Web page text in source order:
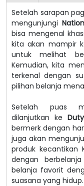
Setelah sarapan
mengunjungi
bisa mengenal
kita akan mampir
untuk melihat
Kemudian, kita
terkenal dengan
pilihan belanja
Setelah puas
dilanjutkan ke
bermerk dengan
juga akan
produk kecantikan
dengan
belanja favorit
suasana yang hidup.